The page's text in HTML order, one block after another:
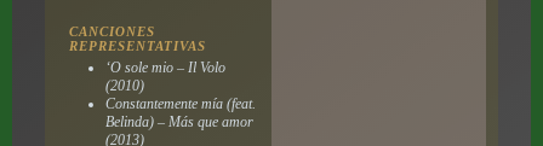
CANCIONES
REPRESENTATIVAS
‘O sole mio – Il Volo
(2010)
Constantemente mía (feat.
Belinda) – Más que amor
(2013)